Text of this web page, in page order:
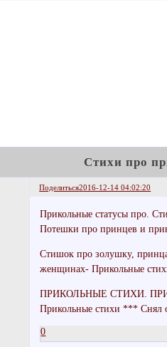
Стихи про
Поделиться2016-12-14 04:02:20
Прикольные статусы про.
Потешки про принцев и
Стишок про золушку,
женщинах- Прикольные
ПРИКОЛЬНЫЕ СТИХИ.
Прикольные стихи *** Снял
0